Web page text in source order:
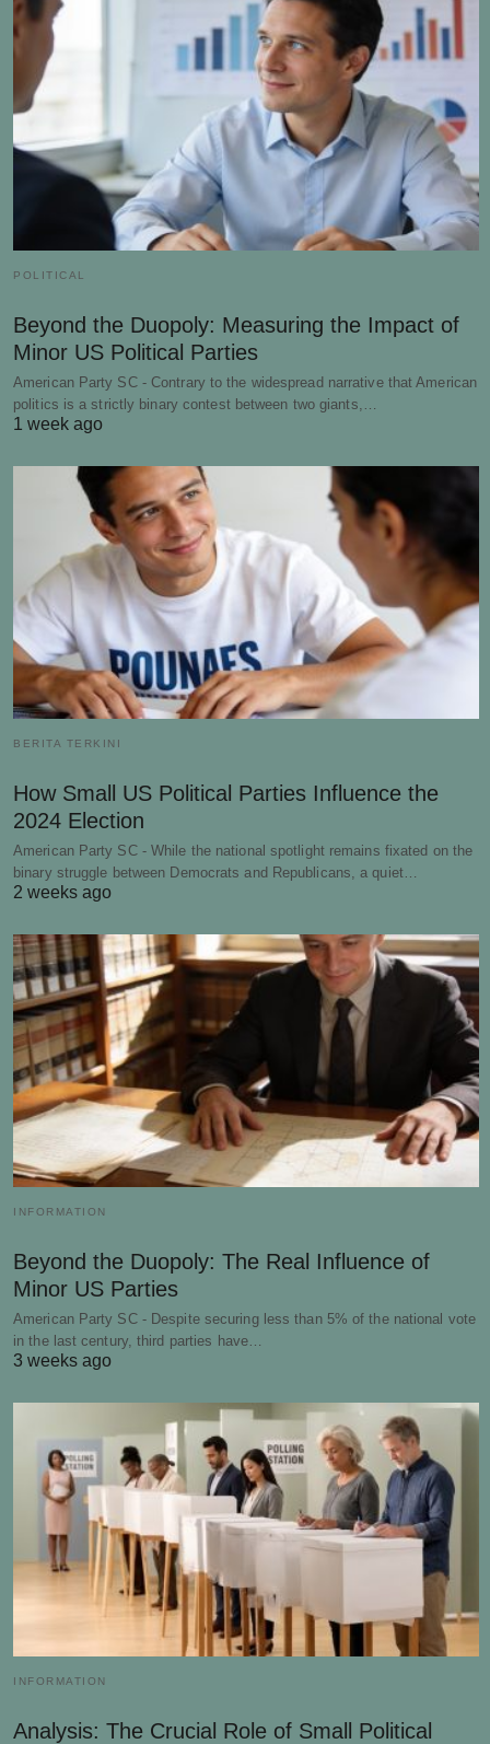
POLITICAL
Beyond the Duopoly: Measuring the Impact of
Minor US Political Parties
American Party SC - Contrary to the widespread narrative that American
politics is a strictly binary contest between two giants,…
1 week ago
BERITA TERKINI
How Small US Political Parties Influence the
2024 Election
American Party SC - While the national spotlight remains fixated on the
binary struggle between Democrats and Republicans, a quiet…
2 weeks ago
INFORMATION
Beyond the Duopoly: The Real Influence of
Minor US Parties
American Party SC - Despite securing less than 5% of the national vote
in the last century, third parties have…
3 weeks ago
INFORMATION
Analysis: The Crucial Role of Small Political